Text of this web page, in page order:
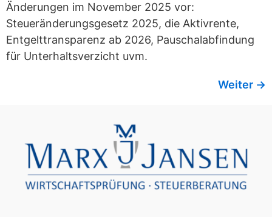
Änderungen im November 2025 vor:
Steueränderungsgesetz 2025, die Aktivrente,
Entgelttransparenz ab 2026, Pauschalabfindung
für Unterhaltsverzicht uvm.
Weiter →